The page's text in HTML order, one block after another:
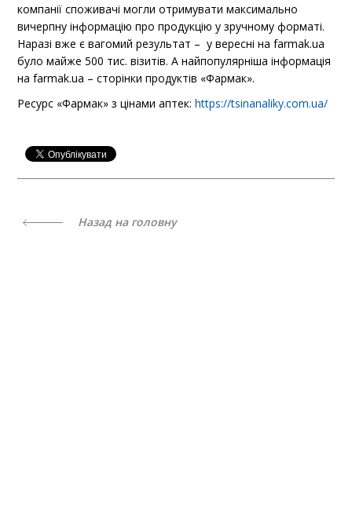
компанії споживачі могли отримувати максимально
вичерпну інформацію про продукцію у зручному форматі.
Наразі вже є вагомий результат – у вересні на farmak.ua
було майже 500 тис. візитів. А найпопулярніша інформація
на farmak.ua – сторінки продуктів «Фармак».
Ресурс «Фармак» з цінами аптек:https://tsinanaliky.com.ua/
Назад на головну